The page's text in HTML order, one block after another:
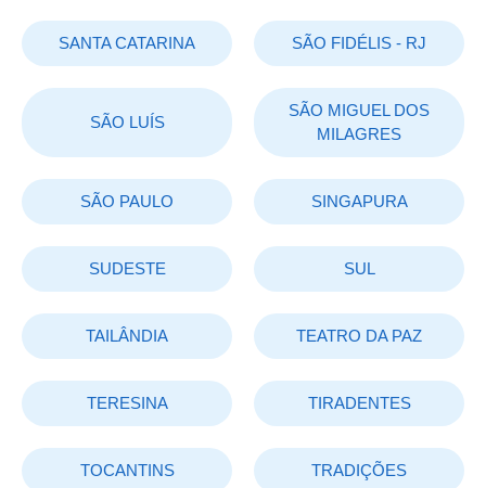
SANTA CATARINA SÃO FIDÉLIS - RJ
SÃO LUÍS
SÃO MIGUEL DOS
MILAGRES
SÃO PAULO SINGAPURA
SUDESTE SUL
TAILÂNDIA TEATRO DA PAZ
TERESINA TIRADENTES
TOCANTINS TRADIÇÕES